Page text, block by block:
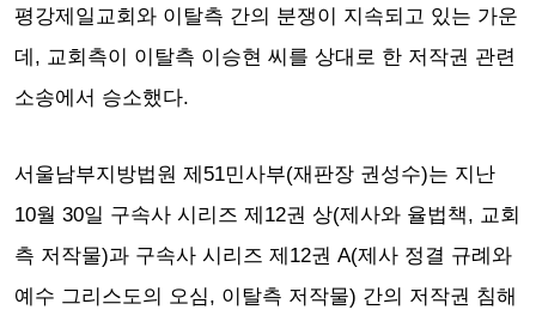
평강제일교회와 이탈측 간의 분쟁이 지속되고 있는 가운
데, 교회측이 이탈측 이승현 씨를 상대로 한 저작권 관련
소송에서 승소했다.
서울남부지방법원 제51민사부(재판장 권성수)는 지난
10월 30일 구속사 시리즈 제12권 상(제사와 율법책, 교회
측 저작물)과 구속사 시리즈 제12권 A(제사 정결 규례와
예수 그리스도의 오심, 이탈측 저작물) 간의 저작권 침해